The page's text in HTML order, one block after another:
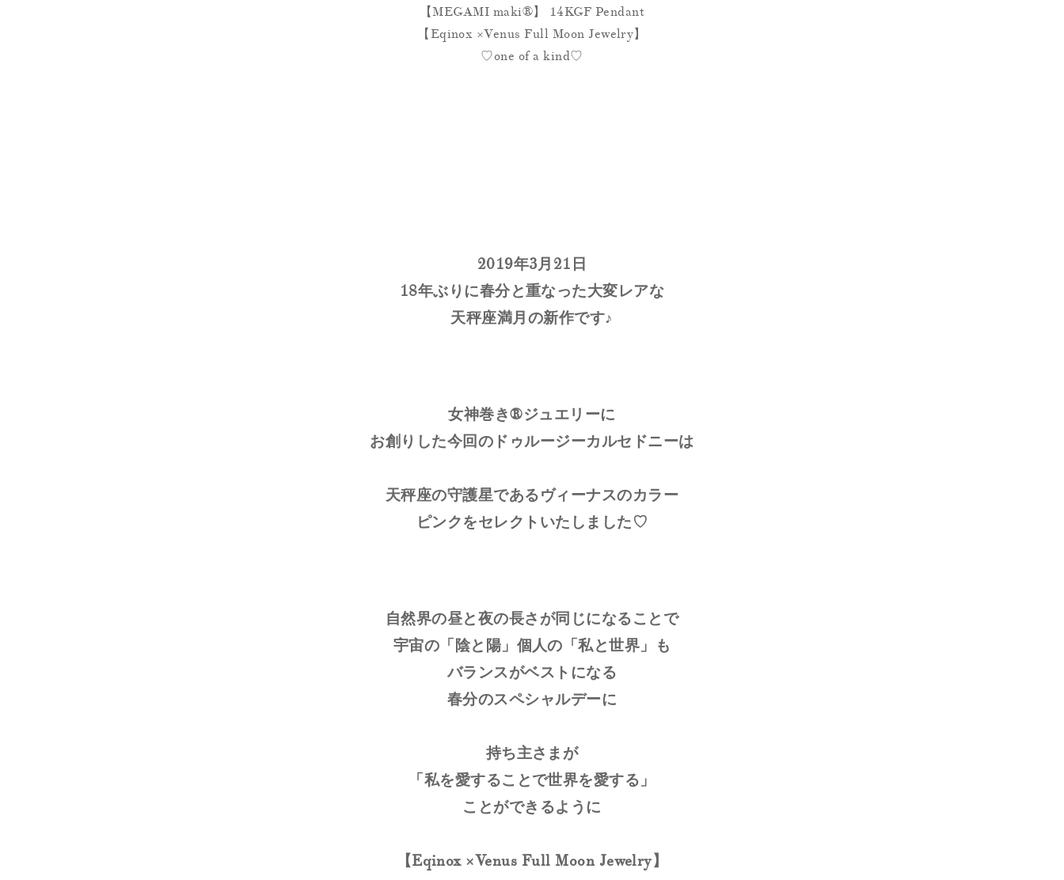
【MEGAMI maki®︎】 14KGF Pendant
【 Eqinox ×Venus Full Moon Jewelry】
♡one of a kind♡
2019年3月21日
18年ぶりに春分と重なった大変レアな
天秤座満月の新作です♪
女神巻き®︎ジュエリーに
お創りした今回のドゥルージーカルセドニーは
天秤座の守護星であるヴィーナスのカラー
ピンクをセレクトいたしました♡
自然界の昼と夜の長さが同じになることで
宇宙の「陰と陽」個人の「私と世界」も
バランスがベストになる
春分のスペシャルデーに
持ち主さまが
「私を愛することで世界を愛する」
ことができるように
【Eqinox ×Venus Full Moon Jewelry】